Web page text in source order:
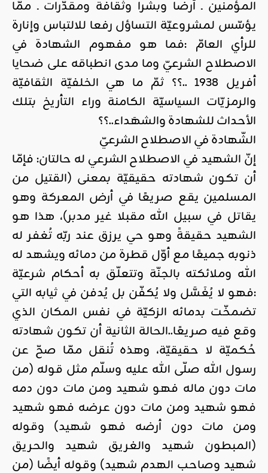
المؤمنين ـ أرضا وبشرا وثقافة ومقدّرات ـ ممّا
يؤسّس لمشروعيّة التساؤل رفعا للالتباس وإنارة
للرأي العامّ :فما هو مفهوم الشهادة في
الاصطلاح الشرعيّ وما مدى انطباقه على ضحايا
أفريل 1938 ..؟؟ ثمّ ما هي الخلفيّة الثقافيّة
والرمزيّات السياسيّة الكامنة وراء التأريخ بتلك
الأحداث للشهادة والشهَداء..؟؟
الشّهادة في الاصطلاح الشرعيّ
إنّ الشهيد في الاصطلاح الشرعي له حالتان: فإمّا
أن تكون شهادته حقيقيّة بمعنى (القتيل من
المسلمين يقع صريعًا في أرض المعركة وهو
يقاتل في سبيل الله مقبلا غير مدبر)، هذا هو
الشهيد حقيقةً وهو حي يرزق عند ربّه تُغفر له
ذنوبه جميعًا مع أوّل قطرة من دمائه ويشهد له
الله وملائكته بالجنّة وتتعلّق به أحكام شرعيّة
:فهو لا يُغَسَّل ولا يُكفّن بل يُدفن في ثيابه التي
تضمخّت بدمائه الزكيّة في نفس المكان الذي
وقع فيه صريعًا..الحالة الثانية أن تكون شهادته
حُكميّة لا حقيقيّة، وهذه تُنقل ممّا صحّ عن
رسول الله صلّى الله عليه وسلّم مثل قوله (من
مات دون ماله فهو شهيد ومن مات دون دمه
فهو شهيد ومن مات دون عرضه فهو شهيد
ومن مات دون أرضه فهو شهيد) وقوله
(المبطون شهيد والغريق شهيد والحريق
شهيد وصاحب الهدم شهيد) وقوله أيضًا (من